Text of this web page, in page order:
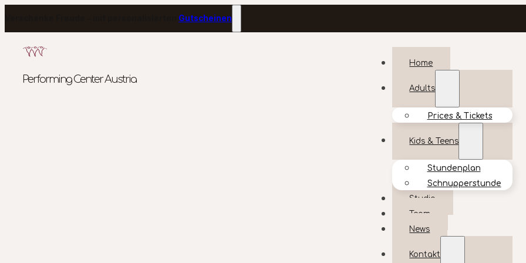
Gutscheinen
Performing Center Austria
Home
Adults
Prices & Tickets
Kids & Teens
Stundenplan
Schnupperstunde
Studio
Team
News
Kontakt